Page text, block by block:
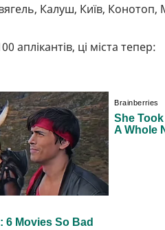
Калуш, Київ,
аплікантів, ці міста тепер: